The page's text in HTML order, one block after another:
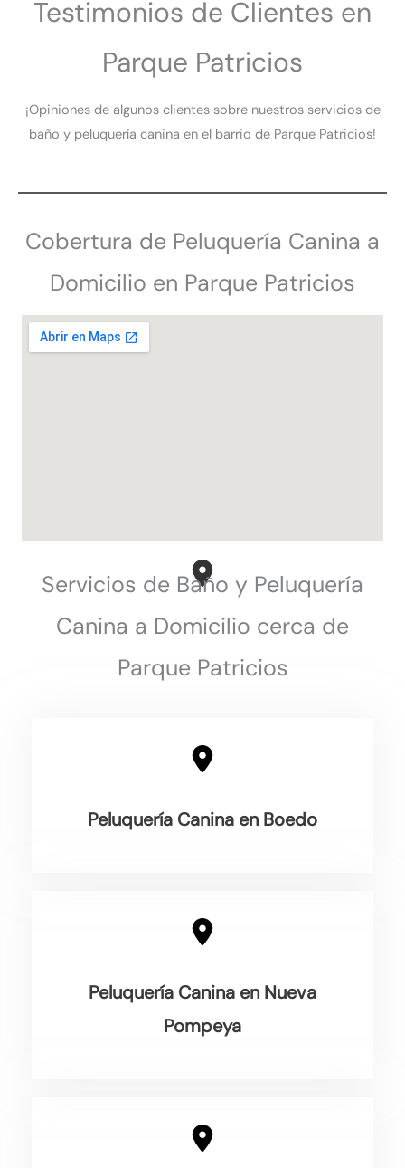
Testimonios de Clientes en
Parque Patricios
¡Opiniones de algunos clientes sobre nuestros servicios de
baño y peluquería canina en el barrio de Parque Patricios!
Cobertura de Peluquería Canina a
Domicilio en Parque Patricios
Servicios de Baño y Peluquería
Canina a Domicilio cerca de
Parque Patricios
Peluquería Canina en Boedo
Peluquería Canina en Nueva
Pompeya